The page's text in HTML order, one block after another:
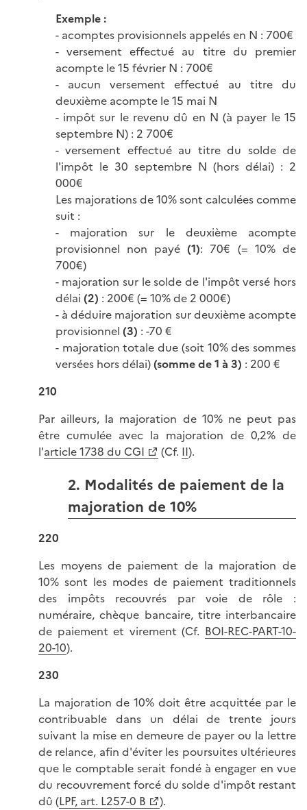
Exemple :
- acomptes provisionnels appelés en N : 700€
- versement effectué au titre du premier
acompte le 15 février N : 700€
- aucun versement effectué au titre du
deuxième acompte le 15 mai N
- impôt sur le revenu dû en N (à payer le 15
septembre N) : 2 700€
- versement effectué au titre du solde de
l'impôt le 30 septembre N (hors délai) : 2
000€
Les majorations de 10% sont calculées comme
suit :
- majoration sur le deuxième acompte
provisionnel non payé(1): 70€ (= 10% de
700€)
- majoration sur le solde de l'impôt versé hors
délai (2) : 200€ (= 10% de 2 000€)
- à déduire majoration sur deuxième acompte
provisionnel (3) : -70 €
- majoration totale due (soit 10% des sommes
versées hors délai)(somme de 1 à 3) : 200 €
210
Par ailleurs, la majoration de 10% ne peut pas
être cumulée avec la majoration de 0,2% de
l'article 1738 du CGI (Cf. II).
2. Modalités de paiement de la
majoration de 10%
220
Les moyens de paiement de la majoration de
10% sont les modes de paiement traditionnels
des impôts recouvrés par voie de rôle :
numéraire, chèque bancaire, titre interbancaire
de paiement et virement (Cf. BOI-REC-PART-10-
20-10).
230
La majoration de 10% doit être acquittée par le
contribuable dans un délai de trente jours
suivant la mise en demeure de payer ou la lettre
de relance, afin d'éviter les poursuites ultérieures
que le comptable serait fondé à engager en vue
du recouvrement forcé du solde d'impôt restant
dû (LPF, art. L257-0 B
).